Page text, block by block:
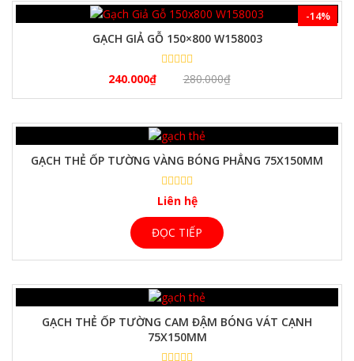
GẠCH GIẢ GỖ 150×800 W158003
240.000₫ 280.000₫
-14%
GẠCH THẺ ỐP TƯỜNG VÀNG BÓNG PHẲNG 75X150MM
Liên hệ
ĐỌC TIẾP
GẠCH THẺ ỐP TƯỜNG CAM ĐẬM BÓNG VÁT CẠNH
75X150MM